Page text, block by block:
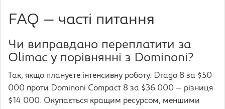
FAQ — часті питання
Чи виправдано переплатити за
Olimac у порівнянні з Dominoni?
Так, якщо плануєте інтенсивну роботу. Drago 8 за $50
000 проти Dominoni Compact 8 за $36 000 — різниця
$14 000. Окупається кращим ресурсом, меншими